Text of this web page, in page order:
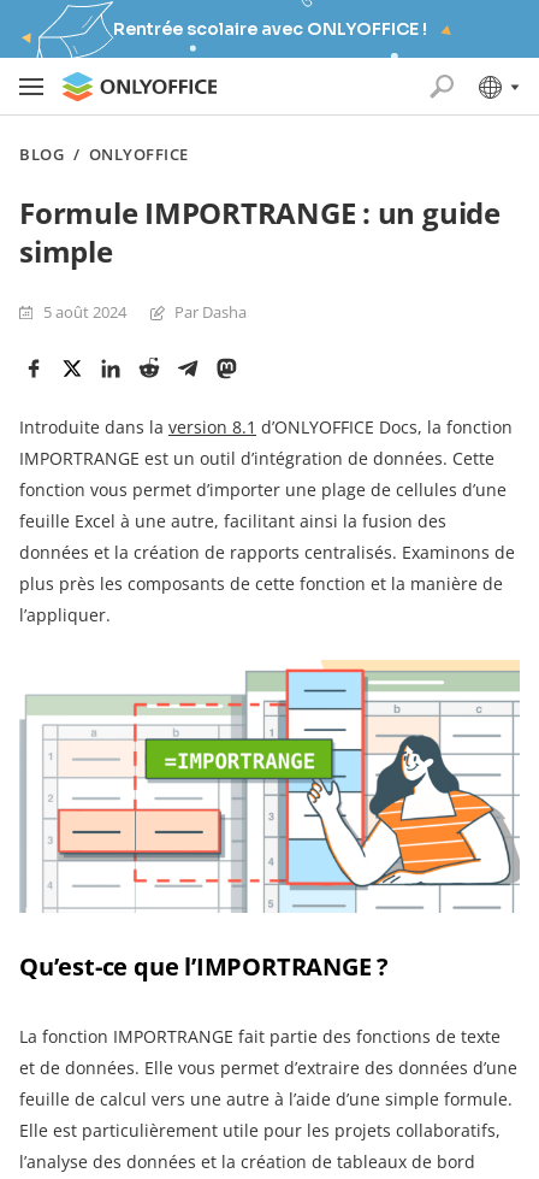
Rentrée scolaire avec ONLYOFFICE !
BLOG / ONLYOFFICE
Formule IMPORTRANGE : un guide
simple
5 août 2024 Par Dasha
Introduite dans la version 8.1 d’ONLYOFFICE Docs, la fonction
IMPORTRANGE est un outil d’intégration de données. Cette
fonction vous permet d’importer une plage de cellules d’une
feuille Excel à une autre, facilitant ainsi la fusion des
données et la création de rapports centralisés. Examinons de
plus près les composants de cette fonction et la manière de
l’appliquer.
Qu’est-ce que l’IMPORTRANGE ?
La fonction IMPORTRANGE fait partie des fonctions de texte
et de données. Elle vous permet d’extraire des données d’une
feuille de calcul vers une autre à l’aide d’une simple formule.
Elle est particulièrement utile pour les projets collaboratifs,
l’analyse des données et la création de tableaux de bord